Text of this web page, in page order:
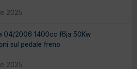
2025
04/2006 1400cc f6ja 50Kw
sul pedale freno
2025